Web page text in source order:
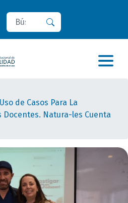
Buscar
de Casos Para La
Docentes. Natura-les Cuenta